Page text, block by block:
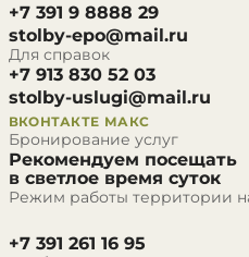
+7 391 9 8888 29
stolby-epo@mail.ru
Для справок
+7 913 830 52 03
stolby-uslugi@mail.ru
ВКОНТАКТЕ МАКС
Бронирование услуг
Рекомендуем посещать
в светлое время суток
Режим работы территории
+7 391 261 16 95